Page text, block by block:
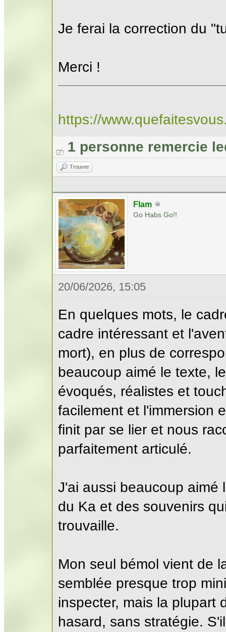
Je ferai la correction du
Merci !
https://
1 personne remercie
Trouver
Flam
Go Habs Go!!
20/06/2026, 15:05
En quelques mots, le
cadre intéressant et
mort), en plus de
beaucoup aimé le texte,
évoqués, réalistes et
facilement et l'immersion
finit par se lier et nous
parfaitement articulé.
J'ai aussi beaucoup aimé
du Ka et des souvenirs
trouvaille.
Mon seul bémol vient de
semblée presque trop
inspecter, mais la plupart
hasard, sans stratégie.